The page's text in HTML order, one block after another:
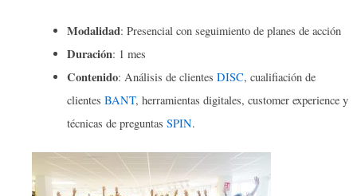
Modalidad: Presencial con seguimiento de planes de acción
Duración: 1 mes
Contenido: Análisis de clientes DISC, cualifiación de
clientes BANT, herramientas digitales, customer experience y
técnicas de preguntas SPIN.